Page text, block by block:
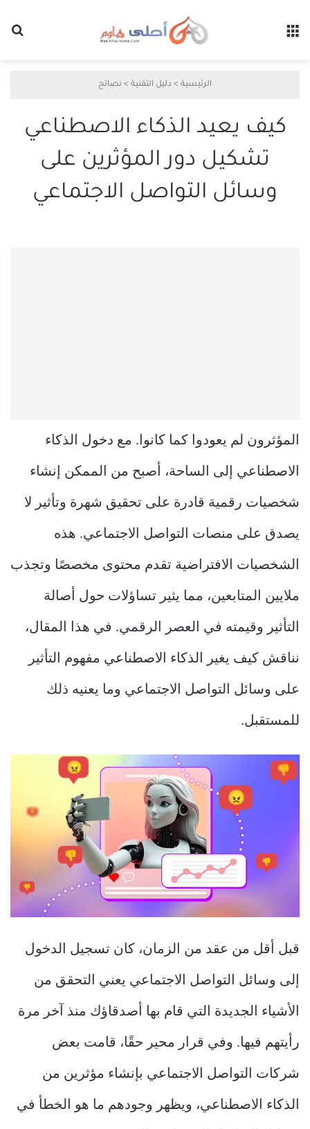
الرئيسية > دليل التقنية > نصائح
كيف يعيد الذكاء الاصطناعي
تشكيل دور المؤثرين على
وسائل التواصل الاجتماعي
المؤثرون لم يعودوا كما كانوا. مع دخول الذكاء
الاصطناعي إلى الساحة، أصبح من الممكن إنشاء
شخصيات رقمية قادرة على تحقيق شهرة وتأثير لا
يصدق على منصات التواصل الاجتماعي. هذه
الشخصيات الافتراضية تقدم محتوى مخصصًا وتجذب
ملايين المتابعين، مما يثير تساؤلات حول أصالة
التأثير وقيمته في العصر الرقمي. في هذا المقال،
نناقش كيف يغير الذكاء الاصطناعي مفهوم التأثير
على وسائل التواصل الاجتماعي وما يعنيه ذلك
للمستقبل.
قبل أقل من عقد من الزمان، كان تسجيل الدخول
إلى وسائل التواصل الاجتماعي يعني التحقق من
الأشياء الجديدة التي قام بها أصدقاؤك منذ آخر مرة
رأيتهم فيها. وفي قرار محير حقًا، قامت بعض
شركات التواصل الاجتماعي بإنشاء مؤثرين من
الذكاء الاصطناعي، ويظهر وجودهم ما هو الخطأ في